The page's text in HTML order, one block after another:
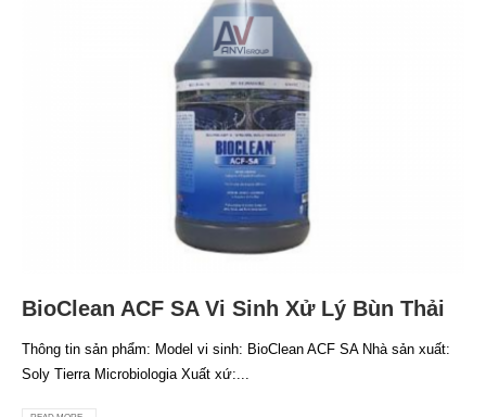
BioClean ACF SA Vi Sinh Xử Lý Bùn Thải
Thông tin sản phẩm: Model vi sinh: BioClean ACF SA Nhà sản xuất:
Soly Tierra Microbiologia Xuất xứ:...